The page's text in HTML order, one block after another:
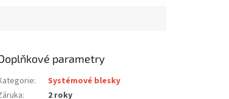
parametry
:
Systémové blesky
:
2 roky